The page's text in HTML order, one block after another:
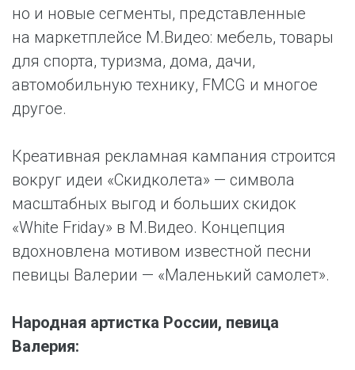
но и новые сегменты, представленные
на маркетплейсе М.Видео: мебель, товары
для спорта, туризма, дома, дачи,
автомобильную технику, FMCG и многое
другое.
Креативная рекламная кампания строится
вокруг идеи «Скидколета» — символа
масштабных выгод и больших скидок
«White Friday» в М.Видео. Концепция
вдохновлена мотивом известной песни
певицы Валерии — «Маленький самолет».
Народная артистка России, певица
Валерия: